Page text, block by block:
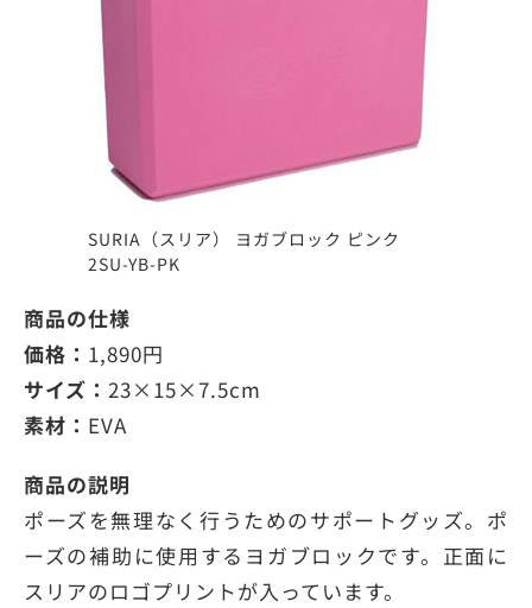
SURIA（スリア） ヨガブロック ピンク
2SU-YB-PK
商品の仕様
価格： 1,890円
サイズ： 23×15×7.5cm
素材： EVA
商品の説明
ポーズを無理なく行うためのサポートグッズ。ポ
ーズの補助に使用するヨガブロックです。正面に
スリアのロゴプリントが入っています。